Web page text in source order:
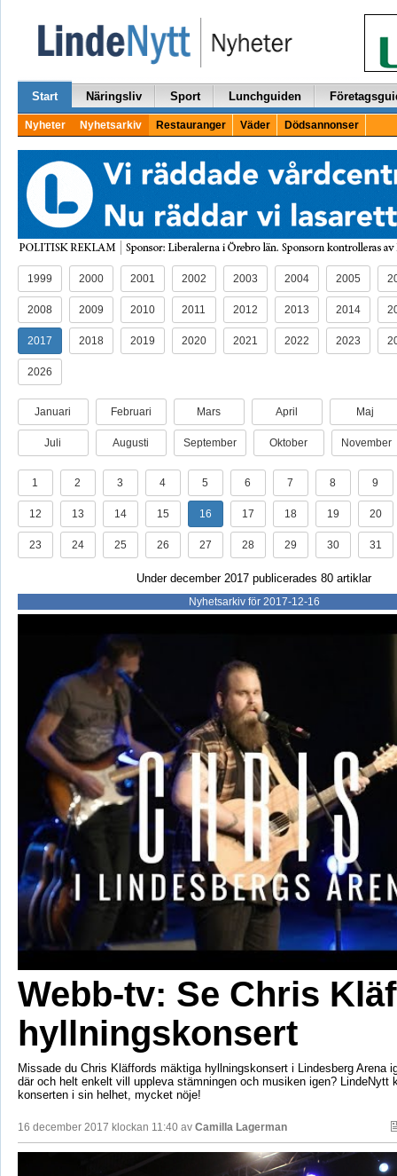
Start Näringsliv Sport Lunchguiden
Nyheter Nyhetsarkiv Restauranger Väder Dödsannonser
1999 2000 2001 2002 2003 2004 2005
2008 2009 2010 2011 2012 2013 2014
2017 2018 2019 2020 2021 2022 2023
2026
Januari Februari Mars April Maj
Juli Augusti September Oktober November
1 2 3 4 5 6 7 8 9
12 13 14 15 16 17 18 19 20
23 24 25 26 27 28 29 30 31
Under december 2017 publicerades 80 artiklar
Nyhetsarkiv för 2017-12-16
Webb-tv: Se Chris
hyllningskonsert
Missade du Chris Kläffords mäktiga hyllningskonsert i Lindesberg Arena
där och helt enkelt vill uppleva stämningen och musiken igen? LindeNytt
konserten i sin helhet, mycket nöje!
16 december 2017 klockan 11:40 av Camilla Lagerman